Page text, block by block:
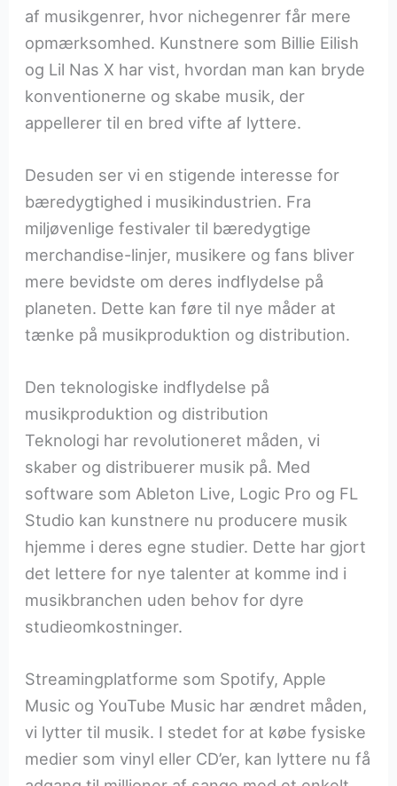
af musikgenrer, hvor nichegenrer får mere
opmærksomhed. Kunstnere som Billie Eilish
og Lil Nas X har vist, hvordan man kan bryde
konventionerne og skabe musik, der
appellerer til en bred vifte af lyttere.
Desuden ser vi en stigende interesse for
bæredygtighed i musikindustrien. Fra
miljøvenlige festivaler til bæredygtige
merchandise-linjer, musikere og fans bliver
mere bevidste om deres indflydelse på
planeten. Dette kan føre til nye måder at
tænke på musikproduktion og distribution.
Den teknologiske indflydelse på
musikproduktion og distribution
Teknologi har revolutioneret måden, vi
skaber og distribuerer musik på. Med
software som Ableton Live, Logic Pro og FL
Studio kan kunstnere nu producere musik
hjemme i deres egne studier. Dette har gjort
det lettere for nye talenter at komme ind i
musikbranchen uden behov for dyre
studieomkostninger.
Streamingplatforme som Spotify, Apple
Music og YouTube Music har ændret måden,
vi lytter til musik. I stedet for at købe fysiske
medier som vinyl eller CD’er, kan lyttere nu få